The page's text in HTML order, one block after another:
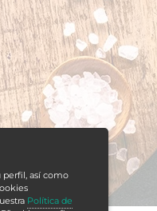
perfil, así como
Política de